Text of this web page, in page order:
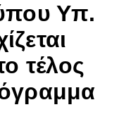
Υπ.
τέλος